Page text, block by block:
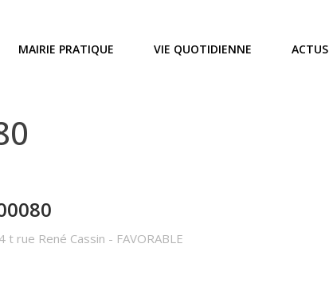
MAIRIE PRATIQUE VIE QUOTIDIENNE ACTUS
rue René Cassin - FAVORABLE